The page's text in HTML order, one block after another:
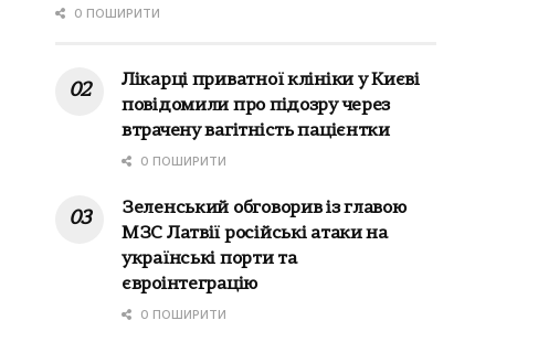
0 ПОШИРИТИ
Лікарці приватної клініки у Києві
повідомили про підозру через
втрачену вагітність пацієнтки
0 ПОШИРИТИ
Зеленський обговорив із главою
МЗС Латвії російські атаки на
українські порти та
євроінтеграцію
0 ПОШИРИТИ